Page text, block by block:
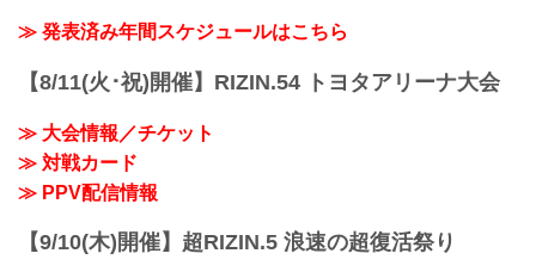
≫ 発表済み年間スケジュールはこちら
【8/11(火･祝)開催】RIZIN.54 トヨタアリーナ大会
≫ 大会情報／チケット
≫ 対戦カード
≫ PPV配信情報
【9/10(木)開催】超RIZIN.5 浪速の超復活祭り